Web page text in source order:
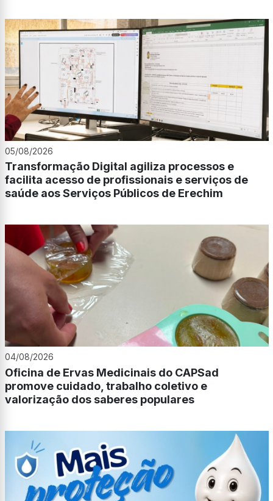
05/08/2026
Transformação Digital agiliza processos e
facilita acesso de profissionais e serviços de
saúde aos Serviços Públicos de Erechim
04/08/2026
Oficina de Ervas Medicinais do CAPSad
promove cuidado, trabalho coletivo e
valorização dos saberes populares